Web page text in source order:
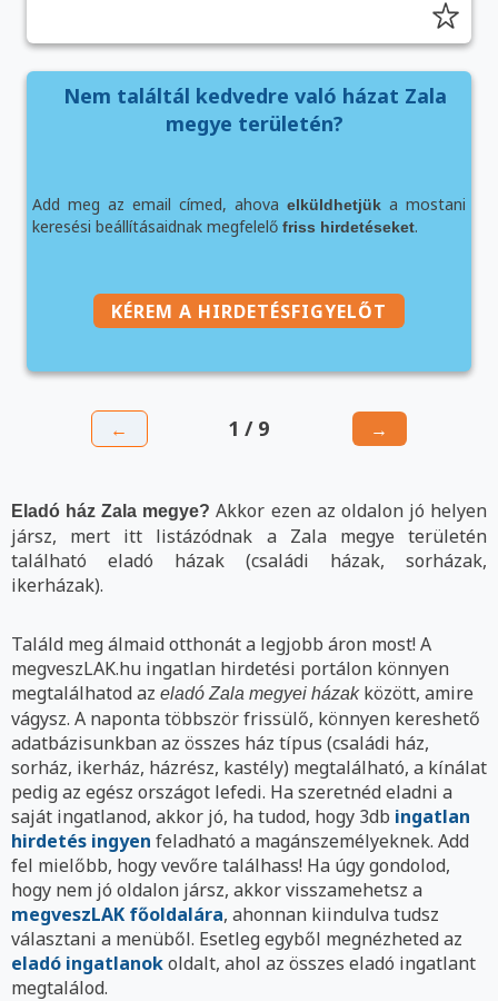
Nem találtál kedvedre való házat Zala
megye területén?
Add meg az email címed, ahova elküldhetjük a mostani
keresési beállításaidnak megfelelő friss hirdetéseket.
KÉREM A HIRDETÉSFIGYELŐT
← 1 / 9 →
Eladó ház Zala megye? Akkor ezen az oldalon jó helyen
jársz, mert itt listázódnak a Zala megye területén
található eladó házak (családi házak, sorházak,
ikerházak).
Találd meg álmaid otthonát a legjobb áron most! A
megveszLAK.hu ingatlan hirdetési portálon könnyen
megtalálhatod az eladó Zala megyei házakközött, amire
vágysz. A naponta többször frissülő, könnyen kereshető
adatbázisunkban az összes ház típus (családi ház,
sorház, ikerház, házrész, kastély) megtalálható, a kínálat
pedig az egész országot lefedi. Ha szeretnéd eladni a
saját ingatlanod, akkor jó, ha tudod, hogy 3db ingatlan
hirdetés ingyen feladható a magánszemélyeknek. Add
fel mielőbb, hogy vevőre találhass! Ha úgy gondolod,
hogy nem jó oldalon jársz, akkor visszamehetsz a
megveszLAK főoldalára, ahonnan kiindulva tudsz
választani a menüből. Esetleg egyből megnézheted az
eladó ingatlanokoldalt, ahol az összes eladó ingatlant
megtalálod.